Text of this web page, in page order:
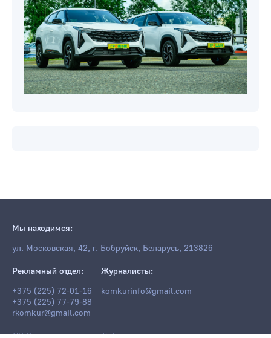
Мы находимся:
ул. Московская, 42, г. Бобруйск, Беларусь, 213826
Рекламный отдел:
+375 (225) 72-01-16
+375 (225) 77-79-88
rkomkur@gmail.com
Журналисты:
komkurinfo@gmail.com
18+ Все права защищены. Любое копирование, перепечатка или